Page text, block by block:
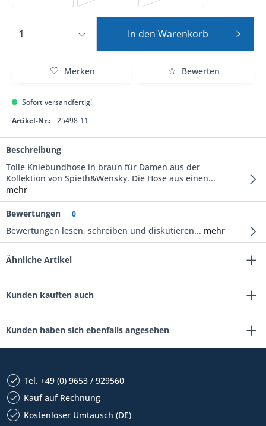
In den Warenkorb
Merken Bewerten
Sofort versandfertig!
Artikel-Nr.:
25498-11
Beschreibung
Tolle Kniebundhose in braun für Damen aus der
Kollektion von Spieth&Wensky. Die Hose aus einen...
mehr
Bewertungen 0
Bewertungen lesen, schreiben und diskutieren... mehr
Ähnliche Artikel
Kunden kauften auch
Kunden haben sich ebenfalls angesehen
Tel. +49 (0) 9653 / 929560
Kauf auf Rechnung
Kostenloser Umtausch (DE)